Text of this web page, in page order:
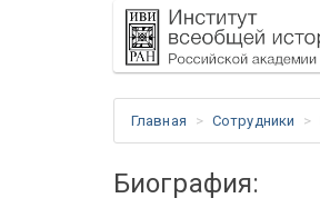
Главная Сотрудники
Биография: